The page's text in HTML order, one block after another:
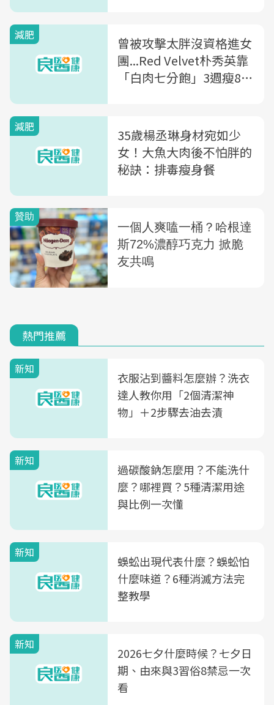
減肥
曾被攻擊太胖沒資格進女
團...Red Velvet朴秀英靠
「白肉七分飽」3週瘦8.5
減肥
35歲楊丞琳身材宛如少
女！大魚大肉後不怕胖的
秘訣：排毒瘦身餐
熱門推薦
新知
衣服沾到醬料怎麼辦？洗衣
達人教你用「2個清潔神
物」＋2步驟去油去漬
新知
過碳酸鈉怎麼用？不能洗什
麼？哪裡買？5種清潔用途
與比例一次懂
新知
蜈蚣出現代表什麼？蜈蚣怕
什麼味道？6種消滅方法完
整教學
新知
2026七夕什麼時候？七夕日
期、由來與3習俗8禁忌一次
看